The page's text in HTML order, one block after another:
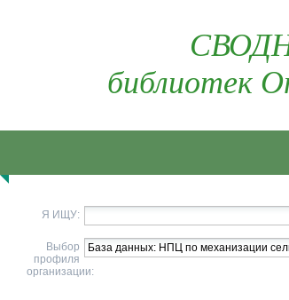
библиотек
Я ИЩУ:
Выбор
профиля
организации: